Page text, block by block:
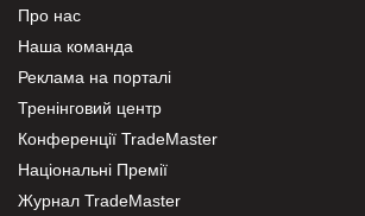
Про нас
Наша команда
Реклама на порталі
Тренінговий центр
Конференції TradeMaster
Національні Премії
Журнал TradeMaster